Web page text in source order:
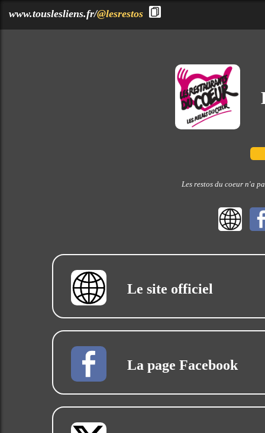
www.touslesliens.fr/@lesrestos
Les restos du coeur n'a
Le site officiel
La page Facebook